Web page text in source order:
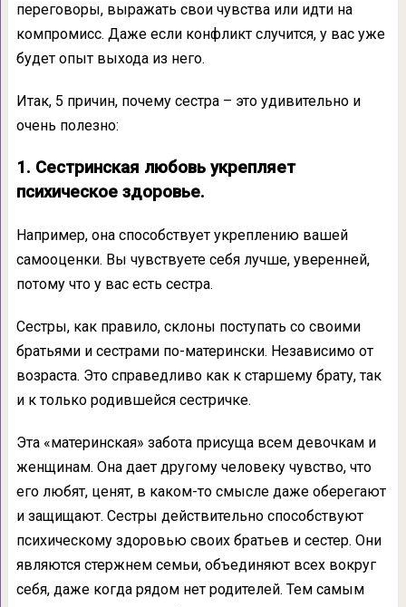
переговоры, выражать свои чувства или идти на
компромисс. Даже если конфликт случится, у вас уже
будет опыт выхода из него.
Итак, 5 причин, почему сестра – это удивительно и
очень полезно:
1. Сестринская любовь укрепляет
психическое здоровье.
Например, она способствует укреплению вашей
самооценки. Вы чувствуете себя лучше, уверенней,
потому что у вас есть сестра.
Сестры, как правило, склоны поступать со своими
братьями и сестрами по-матерински. Независимо от
возраста. Это справедливо как к старшему брату, так
и к только родившейся сестричке.
Эта «материнская» забота присуща всем девочкам и
женщинам. Она дает другому человеку чувство, что
его любят, ценят, в каком-то смысле даже оберегают
и защищают. Сестры действительно способствуют
психическому здоровью своих братьев и сестер. Они
являются стержнем семьи, объединяют всех вокруг
себя, даже когда рядом нет родителей. Тем самым